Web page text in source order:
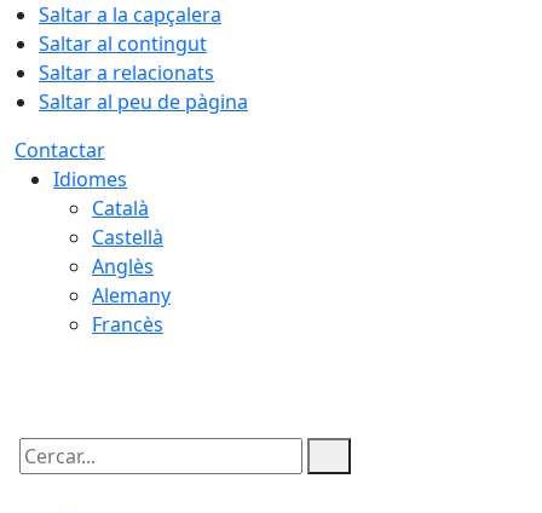
Saltar a la capçalera
Saltar al contingut
Saltar a relacionats
Saltar al peu de pàgina
Contactar
Idiomes
Català
Castellà
Anglès
Alemany
Francès
Cercar: